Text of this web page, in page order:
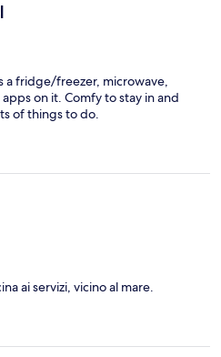
a fridge/freezer, microwave,
on it. Comfy to stay in and
of things to do.
ai servizi, vicino al mare.